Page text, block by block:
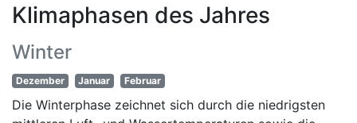
Klimaphasen des Jahres
Winter
Dezember Januar Februar
Die Winterphase zeichnet sich durch die niedrigsten